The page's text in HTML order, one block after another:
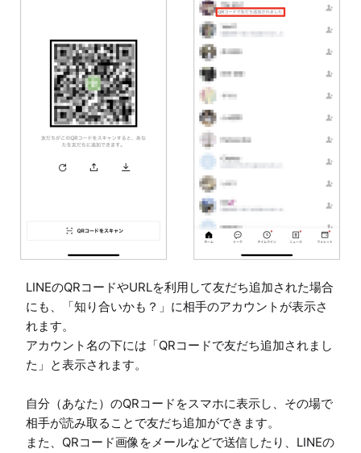
LINEのQRコードやURLを利用して友だち追加された場合
にも、「知り合いかも？」に相手のアカウントが表示さ
れます。
アカウント名の下には「QRコードで友だち追加されまし
た」と表示されます。
自分（あなた）のQRコードをスマホに表示し、その場で
相手が読み取ることで友だち追加ができます。
また、QRコード画像をメールなどで送信したり、LINEの